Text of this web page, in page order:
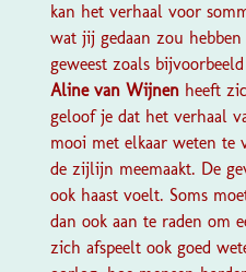
kan het verhaal voor
wat jij gedaan zou
geweest zoals
Aline van Wijnen heeft
geloof je dat het verhaal
mooi met elkaar weten te
de zijlijn meemaakt. De
ook haast voelt. Soms
dan ook aan te raden om
zich afspeelt ook goed